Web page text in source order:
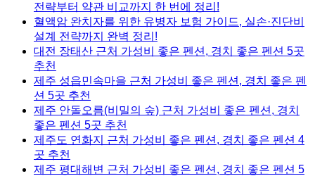
전략부터 약관 비교까지 한 번에 정리!
혈액암 완치자를 위한 유병자 보험 가이드, 실손·진단비
설계 전략까지 완벽 정리!
대전 장태산 근처 가성비 좋은 펜션, 경치 좋은 펜션 5곳
추천
제주 성읍민속마을 근처 가성비 좋은 펜션, 경치 좋은 펜
션 5곳 추천
제주 안돌오름(비밀의 숲) 근처 가성비 좋은 펜션, 경치
좋은 펜션 5곳 추천
제주도 연화지 근처 가성비 좋은 펜션, 경치 좋은 펜션 4
곳 추천
제주 평대해변 근처 가성비 좋은 펜션, 경치 좋은 펜션 5